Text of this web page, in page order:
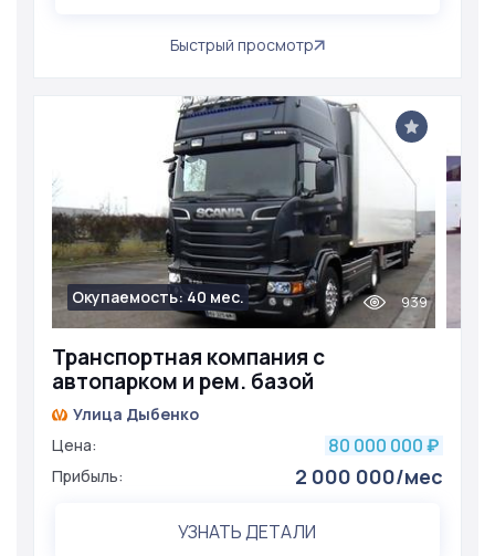
Быстрый просмотр
Транспортная компания с
автопарком и рем. базой
Окупаемость: 40 мес. 939
Улица Дыбенко
Цена:
80 000 000 ₽
Прибыль: 2 000 000/мес
УЗНАТЬ ДЕТАЛИ